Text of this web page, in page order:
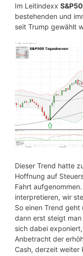
Im Leitindexx
bestehenden und
seit Trump gewählt
Dieser Trend hatte
Hoffnung auf
Fahrt
interpretieren, wir
So einen Trend
dann erst steigt man
sich dabei
Anbetracht der
Cash, derzeit weiter